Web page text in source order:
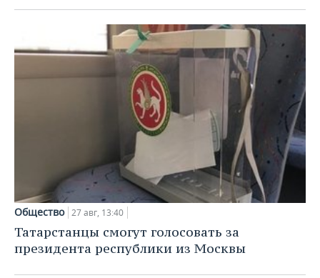
Общество 27 авг, 13:40
Татарстанцы смогут голосовать за
президента республики из Москвы